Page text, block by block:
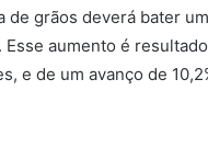
de grãos deverá bater
aumento é
e de um avanço de